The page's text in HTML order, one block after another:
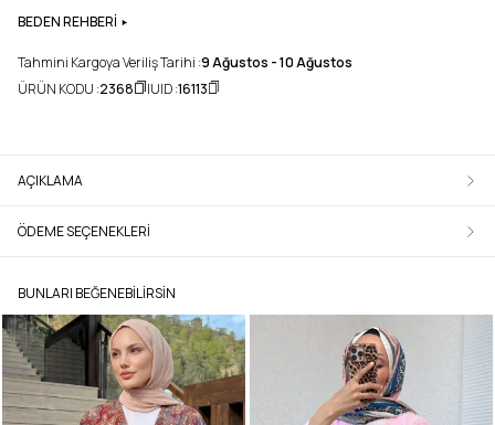
BEDEN REHBERİ
Tahmini Kargoya Veriliş Tarihi :9 Ağustos - 10 Ağustos
ÜRÜN KODU :2368 UID :16113
AÇIKLAMA
ÖDEME SEÇENEKLERI
BUNLARI BEĞENEBILIRSIN